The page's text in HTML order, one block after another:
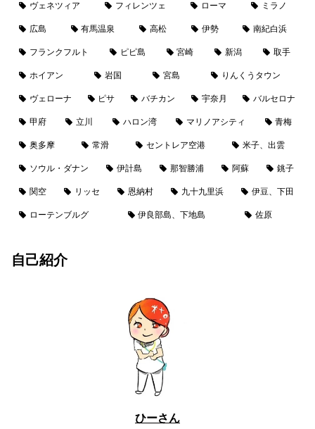
ヴェネツィア フィレンツェ ローマ ミラノ
広島 有馬温泉 高松 伊勢 南紀白浜
フランクフルト ピピ島 宮崎 新潟 取手
ホイアン 岩国 宮島 りんくうタウン
ヴェローナ ピサ バチカン 宇奈月 バルセロナ
甲府 立川 ハロン湾 マリノアシティ 青梅
奥多摩 常滑 セントレア空港 米子、出雲
ソウル・ダナン 伊計島 那智勝浦 阿蘇 銚子
関空 リッセ 恩納村 九十九里浜 伊豆、下田
ローテンブルグ 伊良部島、下地島 佐原
自己紹介
ひーさん